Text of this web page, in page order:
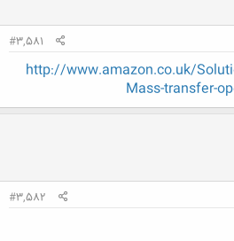
#3,581
http://www.amazon.co.uk/
Mass-transfer-
#3,582